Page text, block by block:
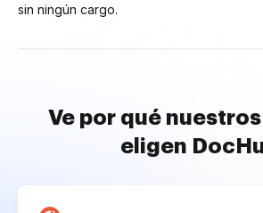
sin ningún cargo.
Ve por qué
eligen